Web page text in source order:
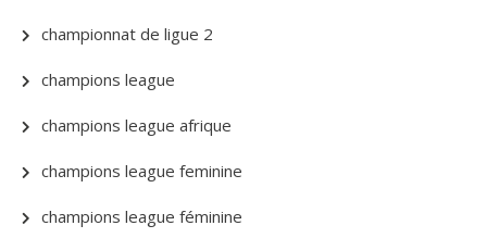
championnat de ligue 2
champions league
champions league afrique
champions league feminine
champions league féminine